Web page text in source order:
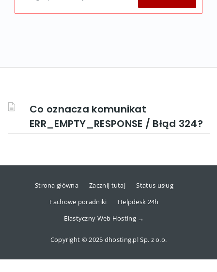
Co oznacza komunikat
ERR_EMPTY_RESPONSE / Błąd 324?
Strona główna Zacznij tutaj
Status usług
Fachowe poradniki
Helpdesk 24h
Elastyczny Web Hosting →
Copyright © 2025 dhosting.pl Sp. z o.o.